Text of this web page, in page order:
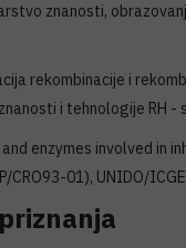
znanosti,
rekombinacije i
i tehnologije RH -
enzymes involved in
CRO93-01), UNIDO/